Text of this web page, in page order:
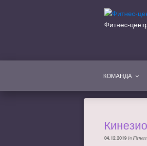
Фитнес-
КОМАНДА
ОПУБЛИКОВАНО
04.12.2019 in Fitness